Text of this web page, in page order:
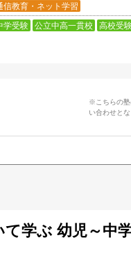
信教育・ネット学習
学受験 公立中高一貫校 高校受
※こちらの塾
い合わせと
学ぶ 幼児～中